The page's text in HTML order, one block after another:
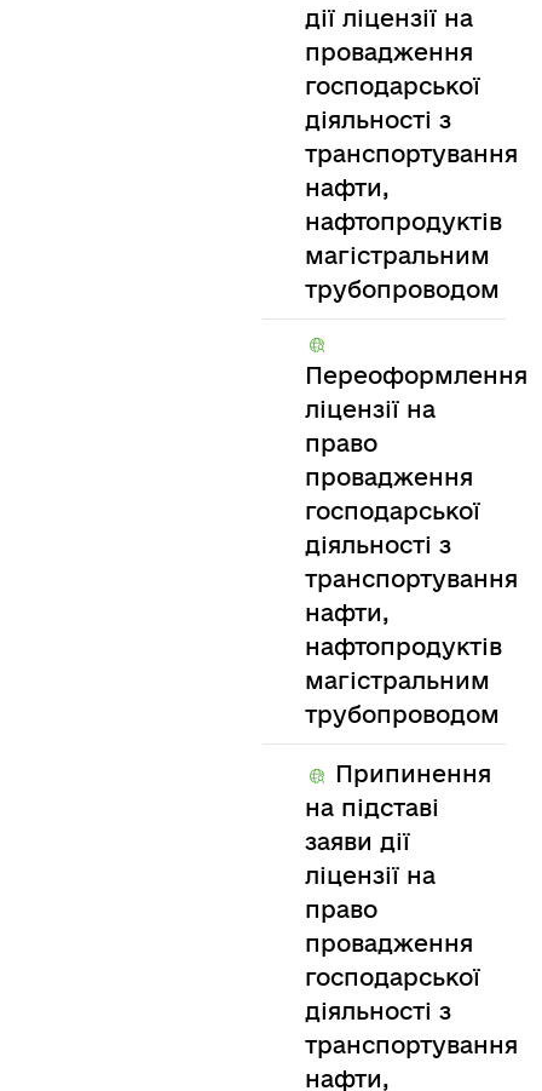
дії ліцензії на
провадження
господарської
діяльності з
транспортування
нафти,
нафтопродуктів
магістральним
трубопроводом
Переоформлення
ліцензії на
право
провадження
господарської
діяльності з
транспортування
нафти,
нафтопродуктів
магістральним
трубопроводом
Припинення
на підставі
заяви дії
ліцензії на
право
провадження
господарської
діяльності з
транспортування
нафти,